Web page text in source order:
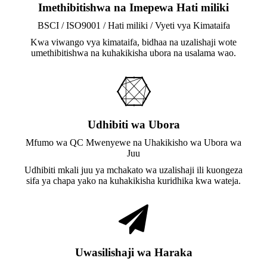
Imethibitishwa na Imepewa Hati miliki
BSCI / ISO9001 / Hati miliki / Vyeti vya Kimataifa
Kwa viwango vya kimataifa, bidhaa na uzalishaji wote
umethibitishwa na kuhakikisha ubora na usalama wao.
Udhibiti wa Ubora
Mfumo wa QC Mwenyewe na Uhakikisho wa Ubora wa
Juu
Udhibiti mkali juu ya mchakato wa uzalishaji ili kuongeza
sifa ya chapa yako na kuhakikisha kuridhika kwa wateja.
Uwasilishaji wa Haraka